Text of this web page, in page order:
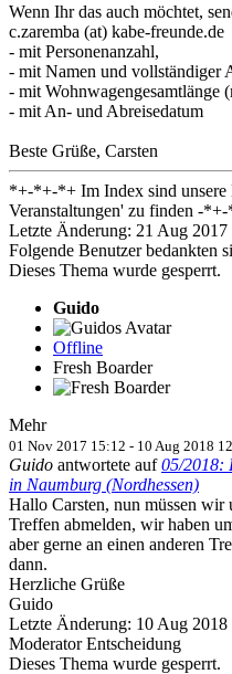
Wenn Ihr das auch möchtet,
c.zaremba (at) kabe-freunde.de
- mit Personenanzahl,
- mit Namen und vollständiger
- mit Wohnwagengesamtlänge
- mit An- und Abreisedatum
Beste Grüße, Carsten
*+-*+-*+ Im Index sind
Veranstaltungen' zu finden -
Letzte Änderung: 21 Aug 2017
Folgende Benutzer bedankten
Dieses Thema wurde gesperrt.
Guido
Offline
Fresh Boarder
Mehr
01 Nov 2017 15:12 - 10 Aug 2018
Guido antwortete auf05/2018:
in Naumburg (Nordhessen)
Hallo Carsten, nun müssen wir
Treffen abmelden, wir haben
aber gerne an einen anderen
dann.
Herzliche Grüße
Guido
Letzte Änderung: 10 Aug 2018
Moderator Entscheidung
Dieses Thema wurde gesperrt.